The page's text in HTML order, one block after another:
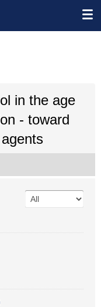
in the age
- toward